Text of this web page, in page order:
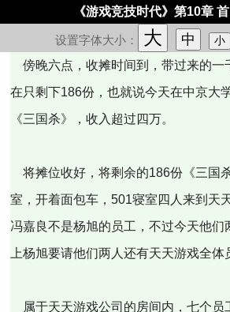
《游戏竞技时代》第10章
设置字体大小： 大 中 小
傍晚六点，收摊时间到，带过来的一
在只剩下186份，也就说今天在中京大
《三国杀》，收入超过四万。
将摊位收好，将剩余的186份《三国
室，开着面包车，501寝室四人来到天
冯嘉良不是杨旭的员工，不过今天他们
上杨旭要请他们两人还有天天游戏全体
属于天天游戏公司的房间内，七个员